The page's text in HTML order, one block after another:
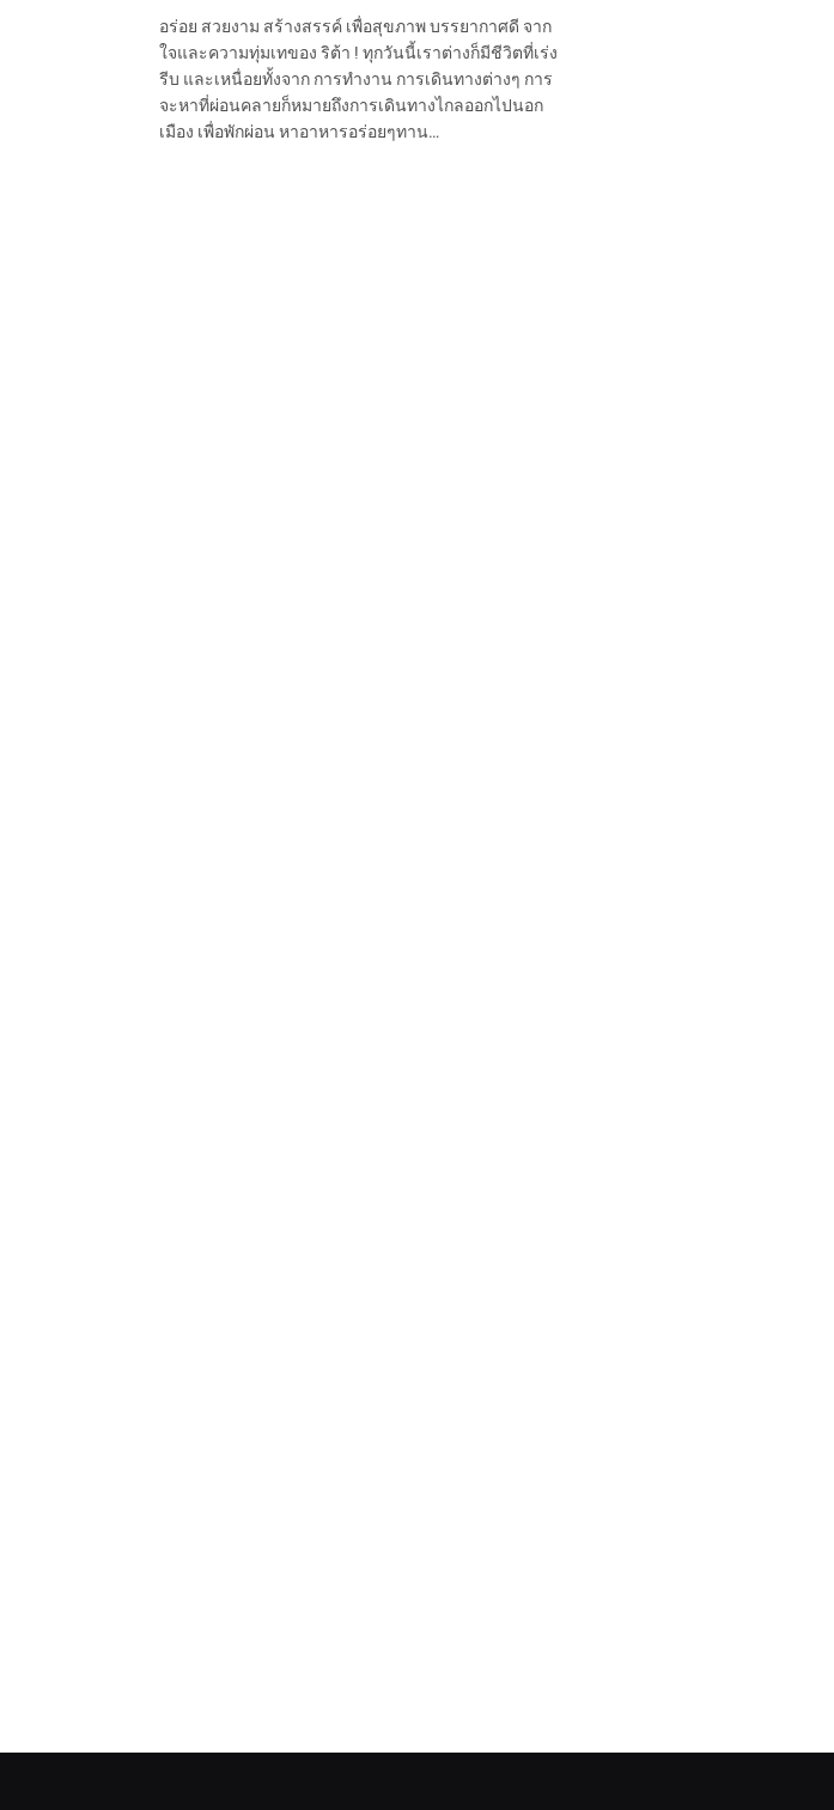
อร่อย สวยงาม สร้างสรรค์ เพื่อสุขภาพ บรรยากาศดี จาก
ใจและความทุ่มเทของ ริต้า ! ทุกวันนี้เราต่างก็มีชีวิตที่เร่ง
รีบ และเหนื่อยทั้งจาก การทำงาน การเดินทางต่างๆ การ
จะหาที่ผ่อนคลายก็หมายถึงการเดินทางไกลออกไปนอก
เมือง เพื่อพักผ่อน หาอาหารอร่อยๆทาน…